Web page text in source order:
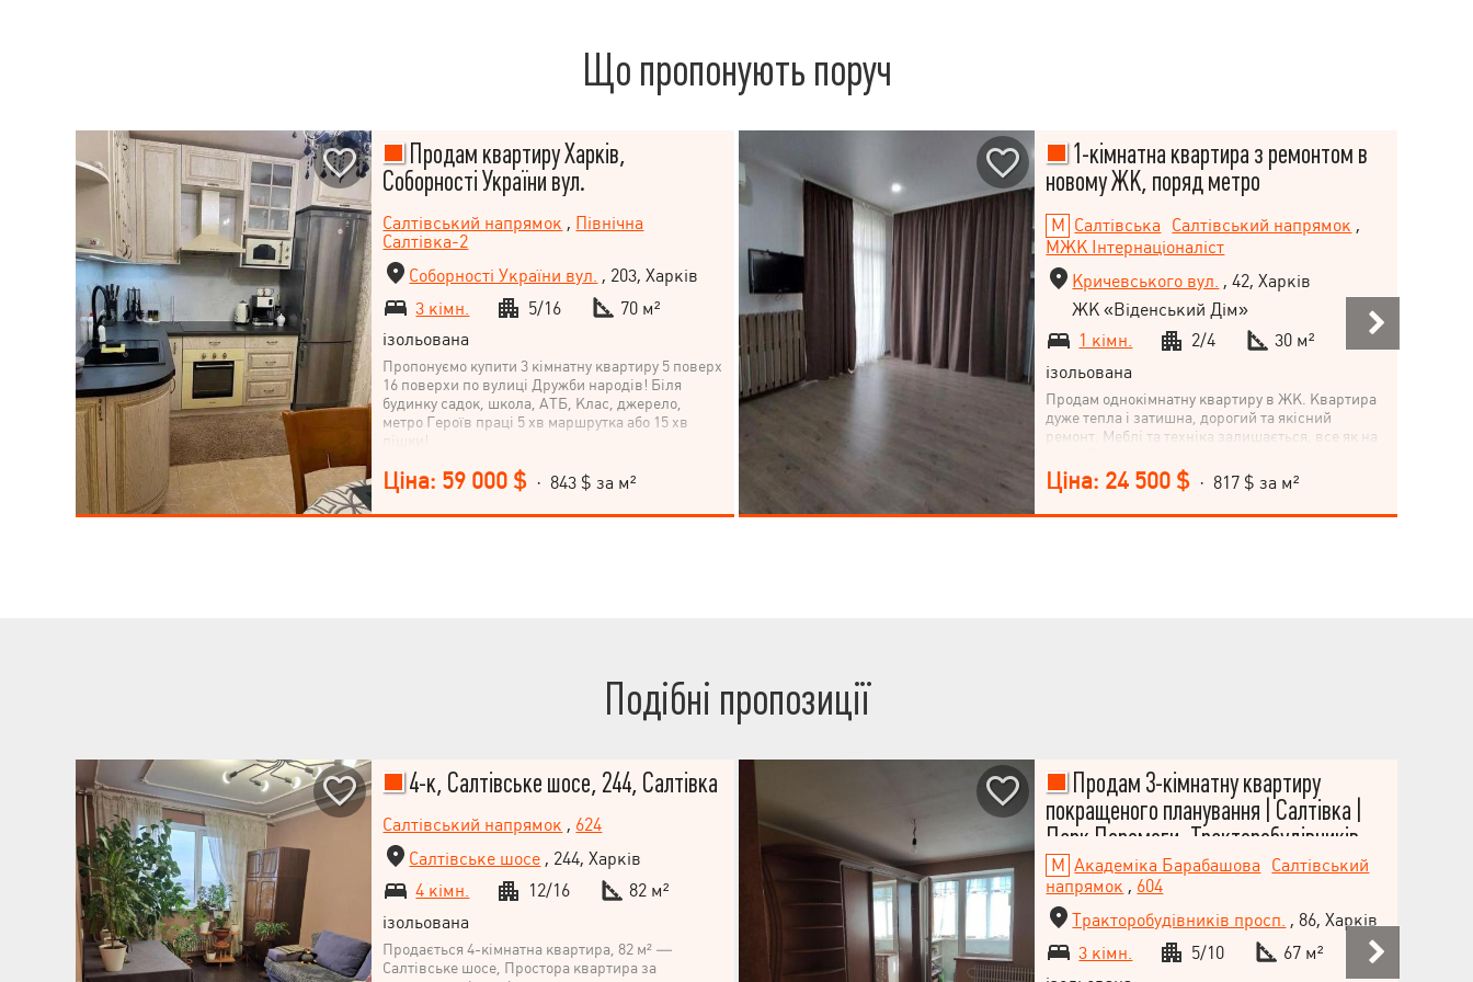
Що пропонують поруч
Продам квартиру Харків,
Соборності України вул.
Салтівський напрямок , Північна
Салтівка-2
Соборності України вул. , 203, Харків
3 кімн.
5/16
70 м²
ізольована
Пропонуємо купити 3 кімнатну квартиру 5 поверх
16 поверхи по вулиці Дружби народів! Біля
будинку садок, школа, АТБ, Клас, джерело,
метро Героїв праці 5 хв маршрутка або 15 хв
пішки!
Ціна: 59 000 $ · 843 $ за м²
1-кімнатна квартира з ремонтом в
новому ЖК, поряд метро
Салтівська Салтівський напрямок ,
МЖК Інтернаціоналіст
Кричевського вул. , 42, Харків
ЖК «Віденський Дім»
1 кімн.
2/4
30 м²
ізольована
Продам однокімнатну квартиру в ЖК. Квартира
дуже тепла і затишна, дорогий та якісний
ремонт. Меблі та техніка залишається, все як на
територія, дитячий майданчик у дворі. Місце для
авто. Зручне розташування, поруч торгові
центри, магазини, аптеки, транспорт, метро.
Ціна: 24 500 $ · 817 $ за м²
Подібні пропозиції
4-к, Салтівське шосе, 244, Салтівка
Салтівський напрямок , 624
Салтівське шосе , 244, Харків
4 кімн.
12/16
82 м²
ізольована
Продається 4-кімнатна квартира, 82 м² —
Салтівське шосе, Простора квартира за
Продам 3-кімнатну квартиру
покращеного планування | Салтівка |
Парк Перемоги, Тракторобудівників
просп., 86, Салтівка
Академіка Барабашова
Салтівський
напрямок , 604
Тракторобудівників просп. , 86, Харків
3 кімн.
5/10
67 м²